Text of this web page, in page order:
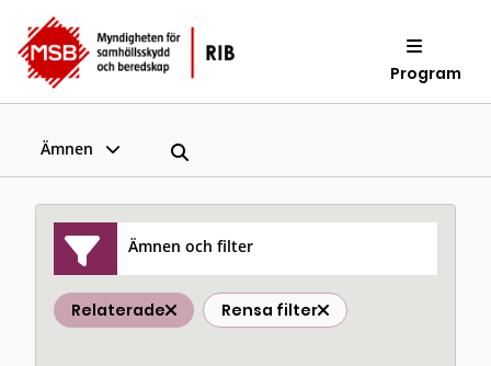
Program
Ämnen
Ämnen och filter
Relaterade Rensa filter